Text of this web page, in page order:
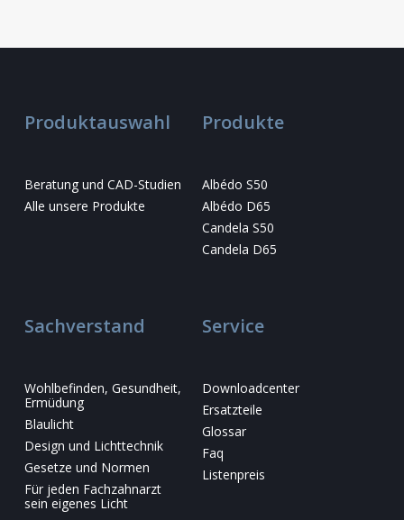
Produktauswahl
Beratung und CAD-Studien
Alle unsere Produkte
Produkte
Albédo S50
Albédo D65
Candela S50
Candela D65
Sachverstand
Wohlbefinden, Gesundheit,
Ermüdung
Blaulicht
Design und Lichttechnik
Gesetze und Normen
Für jeden Fachzahnarzt
sein eigenes Licht
Service
Downloadcenter
Ersatzteile
Glossar
Faq
Listenpreis